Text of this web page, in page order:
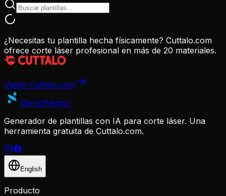
¿Necesitas tu plantilla hecha físicamente? Cuttalo.com
ofrece corte láser profesional en más de 20 materiales.
Visitar Cuttalo.com
StencilVector
Generador de plantillas con IA para corte láser. Una
herramienta gratuita de Cuttalo.com.
English
Producto